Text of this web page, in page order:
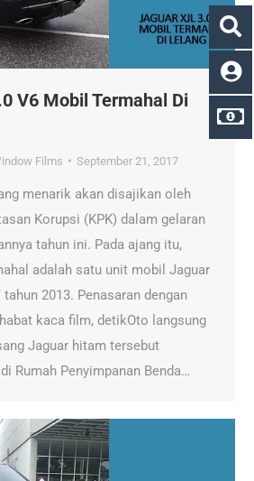
V6 Mobil Termahal Di
Films September 21, 2017
menarik akan disajikan oleh
Korupsi (KPK) dalam gelaran
tahun ini. Pada ajang itu,
adalah satu unit mobil Jaguar
2013. Penasaran dengan
kaca film, detikOto langsung
Jaguar hitam tersebut
Rumah Penyimpanan Benda…